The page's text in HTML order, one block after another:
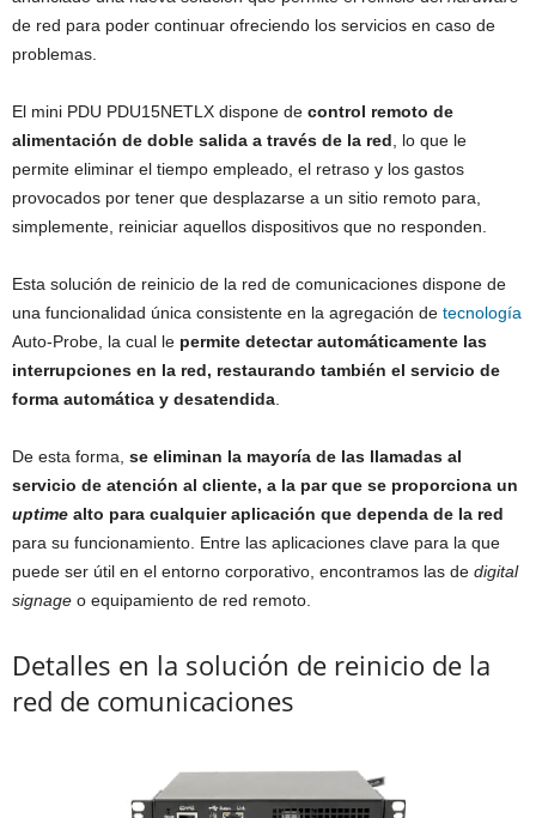
de red para poder continuar ofreciendo los servicios en caso de
problemas.
El mini PDU PDU15NETLX dispone de control remoto de
alimentación de doble salida a través de la red , lo que le
permite eliminar el tiempo empleado, el retraso y los gastos
provocados por tener que desplazarse a un sitio remoto para,
simplemente, reiniciar aquellos dispositivos que no responden.
Esta solución de reinicio de la red de comunicaciones dispone de
una funcionalidad única consistente en la agregación de tecnología
Auto-Probe, la cual le permite detectar automáticamente las
interrupciones en la red, restaurando también el servicio de
forma automática y desatendida
De esta forma, se eliminan la mayoría de las llamadas al
servicio de atención al cliente, a la par que se proporciona un
uptime alto para cualquier aplicación que dependa de la red
para su funcionamiento. Entre las aplicaciones clave para la que
puede ser útil en el entorno corporativo, encontramos las de digital
signage o equipamiento de red remoto.
Detalles en la solución de reinicio de la
red de comunicaciones